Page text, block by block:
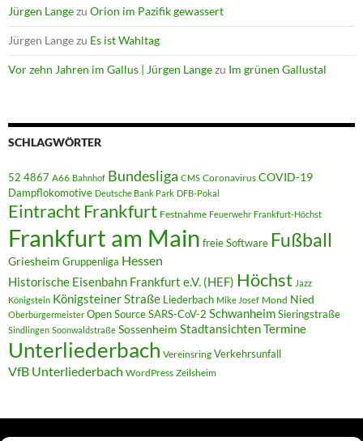
Jürgen Langezu Orion im Pazifik gewassert
Jürgen Langezu Es ist Wahltag
Vor zehn Jahren im Gallus | Jürgen Langezu Im grünen Gallustal
SCHLAGWÖRTER
52 4867 A66 Bahnhof Bundesliga CMS Coronavirus COVID-19
Dampflokomotive Deutsche Bank Park DFB-Pokal
Eintracht Frankfurt Festnahme Feuerwehr Frankfurt-Höchst
Frankfurt am Main freie Software Fußball
Griesheim Gruppenliga Hessen
Historische Eisenbahn Frankfurt e.V. (HEF) Höchst Jazz
Königstein Königsteiner Straße Liederbach Mike Josef Mond Nied
Oberbürgermeister Open SourceSARS-CoV-2 SchwanheimSieringstraße
Sindlingen Soonwaldstraße Sossenheim StadtansichtenTermine
Unterliederbach Vereinsring Verkehrsunfall
VfB Unterliederbach WordPress Zeilsheim